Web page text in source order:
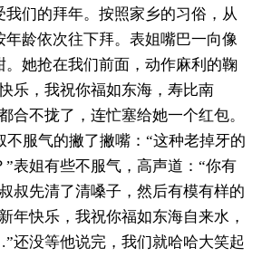
们的拜年。按照家乡的习俗，从
龄依次往下拜。表姐嘴巴一向像
。她抢在我们前面，动作麻利的鞠
乐，我祝你福如东海，寿比南
不拢了，连忙塞给她一个红包。
不服气的撇了撇嘴：“这种老掉牙的
表姐有些不服气，高声道：“你有
叔先清了清嗓子，然后有模有样的
年快乐，我祝你福如东海自来水，
没等他说完，我们就哈哈大笑起